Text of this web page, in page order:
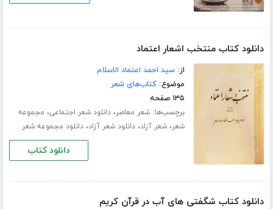
دانلود کتاب منتخب اشعار اعتماد
از:سید احمد اعتماد الاسلام
موضوع:کتاب‌های شعر
۱۳۵ صفحه
برچسب‌ها:شعر معاصر،دانلود شعر اجتماعی، مجموعه
شعر،شعر آزاد،دانلود شعر آزاد،دانلود مجموعه شعر
دانلود کتاب
دانلود کتاب شگفتی های آب در قرآن کریم